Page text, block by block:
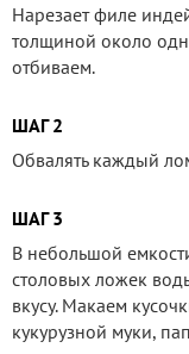
Нарезает филе
толщиной около
отбиваем.
ШАГ 2
Обвалять каждый
ШАГ 3
В небольшой
столовых ложек
вкусу. Макаем
кукурузной муки,